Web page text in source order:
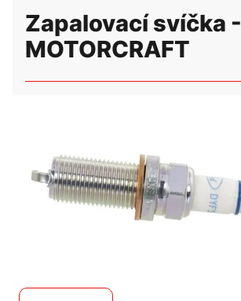
Zapalovací svíčka -
MOTORCRAFT